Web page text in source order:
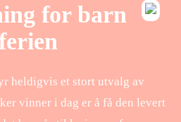
for barn
heldigvis et stort utvalg av
vinner i dag er å få den levert